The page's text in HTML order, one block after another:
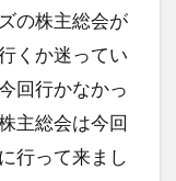
の株主総会が
くか迷ってい
回行かなかっ
主総会は今回
行って来まし